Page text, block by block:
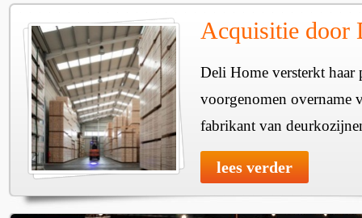
Acquisitie door
Deli Home versterkt haar
voorgenomen overname
fabrikant van
lees verder